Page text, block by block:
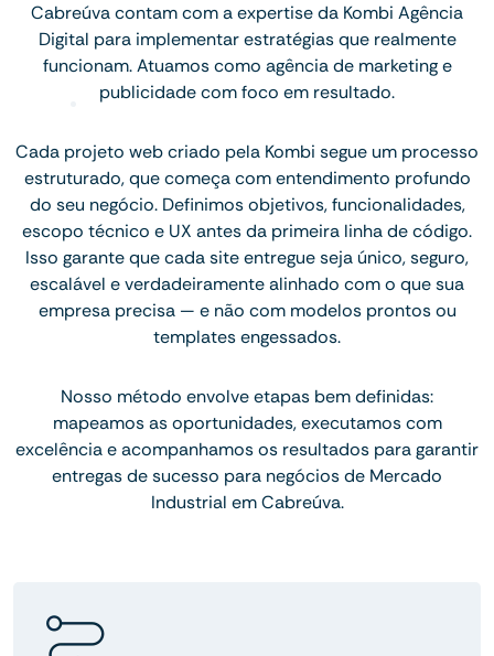
Cabreúva contam com a expertise da Kombi Agência
Digital para implementar estratégias que realmente
funcionam. Atuamos como agência de marketing e
publicidade com foco em resultado.
Cada projeto web criado pela Kombi segue um processo
estruturado, que começa com entendimento profundo
do seu negócio. Definimos objetivos, funcionalidades,
escopo técnico e UX antes da primeira linha de código.
Isso garante que cada site entregue seja único, seguro,
escalável e verdadeiramente alinhado com o que sua
empresa precisa — e não com modelos prontos ou
templates engessados.
Nosso método envolve etapas bem definidas:
mapeamos as oportunidades, executamos com
excelência e acompanhamos os resultados para garantir
entregas de sucesso para negócios de Mercado
Industrial em Cabreúva.